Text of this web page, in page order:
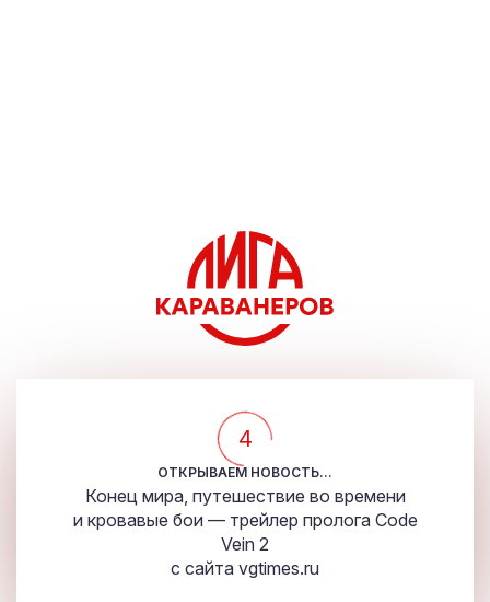
4
ОТКРЫВАЕМ НОВОСТЬ...
Конец мира, путешествие во времени
и кровавые бои — трейлер пролога Code
Vein 2
с сайта vgtimes.ru